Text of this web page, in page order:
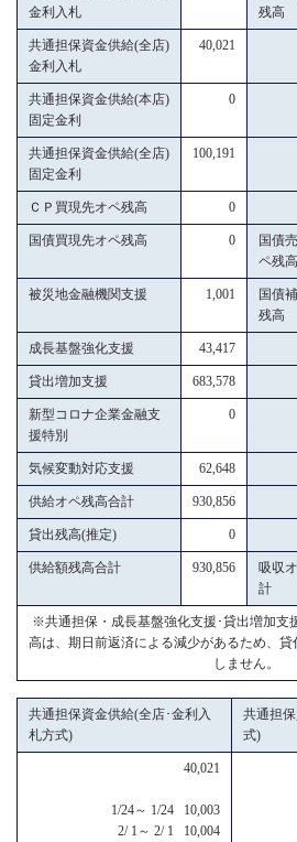
金利入札
残高
共通担保資金供給(全店)
金利入札
40,021
共通担保資金供給(本店)
固定金利
0
共通担保資金供給(全店)
固定金利
100,191
ＣＰ買現先オペ残高 0
国債買現先オペ残高 0
国債
ペ残高
被災地金融機関支援 1,001
国債
残高
成長基盤強化支援 43,417
貸出増加支援 683,578
新型コロナ企業金融支
援特別
0
気候変動対応支援 62,648
供給オペ残高合計 930,856
貸出残高(推定) 0
供給額残高合計 930,856
吸収
計
※共通担保・成長基盤強化支援･貸出増加支
高は、期日前返済による減少があるため、
しません。
共通担保資金供給(全店･金利入
札方式)
共通担
式)
40,021
1/24～ 1/24 10,003
2/ 1～ 2/ 1 10,004